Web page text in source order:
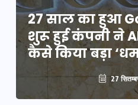
27 साल का हुआ
शुरू हुई कंपनी ने
कैसे किया बड़ा
27